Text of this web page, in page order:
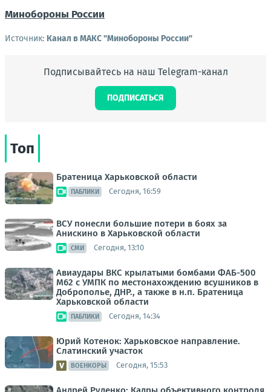
Минобороны России
Источник: Канал в МАКС "Минобороны России"
Подписывайтесь на наш Telegram-канал
ПОДПИСАТЬСЯ
Топ
Братеница Харьковской области
ПАБЛИКИ Сегодня, 16:59
ВСУ понесли большие потери в боях за
Анискино в Харьковской области
СМИ Сегодня, 13:10
Авиаудары ВКС крылатыми бомбами ФАБ-500
М62 с УМПК по местонахождению всушников в
Доброполье, ДНР., а также в н.п. Братеница
Харьковской области
ПАБЛИКИ Сегодня, 14:34
Юрий Котенок: Харьковское направление.
Слатинский участок
ВОЕНКОРЫ Сегодня, 15:53